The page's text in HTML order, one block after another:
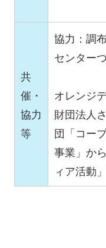
共
催・
協力
等
協力：調
センター
オレンジ
財団法人
団「コー
事業」か
ィア活動